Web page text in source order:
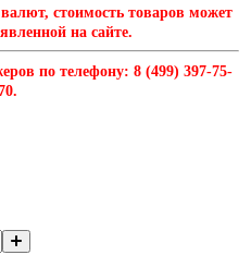
стоимость товаров может
на сайте.
по телефону: 8 (499) 397-75-